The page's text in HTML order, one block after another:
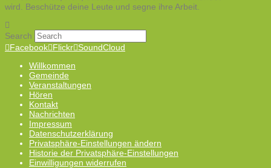
wird. Beschütze deine Leute und segne ihre Arbeit.
Search
Facebook Flickr SoundCloud
Willkommen
Gemeinde
Veranstaltungen
Hören
Kontakt
Nachrichten
Impressum
Datenschutzerklärung
Privatsphäre-Einstellungen ändern
Historie der Privatsphäre-Einstellungen
Einwilligungen widerrufen